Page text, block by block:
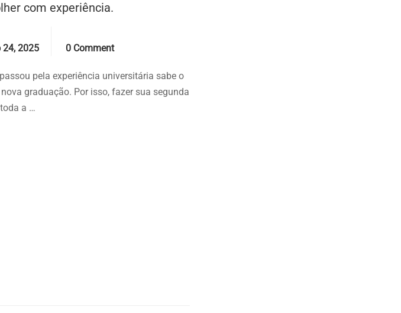
com experiência.
2025 0 Comment
pela experiência universitária sabe o
graduação. Por isso, fazer sua segunda
a …